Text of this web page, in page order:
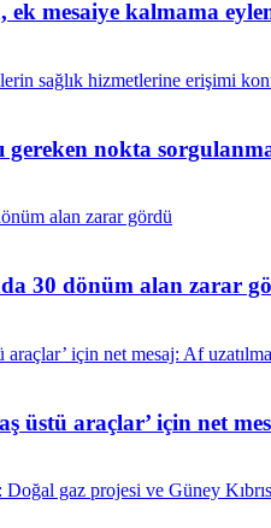
mesaiye kalmama
gereken nokta
30 dönüm alan zarar
üstü araçlar’ için net